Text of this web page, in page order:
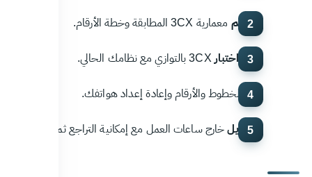
تصميم معمارية 3CX المطابقة وخطة الأرقام.
بناء واختبار
نقل الخطوط والأرقام وإعادة إعداد هواتفك.
التحويلخارج ساعات العمل مع إمكانية التراجع ثم التدريب.